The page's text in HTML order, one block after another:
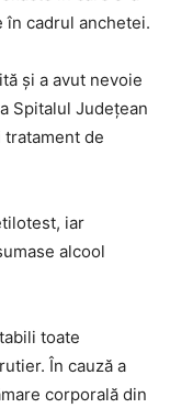
în cadrul anchetei.
și a avut nevoie
Spitalul Județean
de
iar
alcool
toate
În cauză a
corporală din